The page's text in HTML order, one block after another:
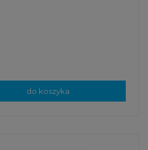
do koszyka